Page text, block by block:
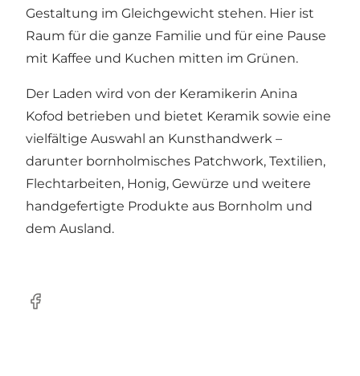
Gestaltung im Gleichgewicht stehen. Hier ist
Raum für die ganze Familie und für eine Pause
mit Kaffee und Kuchen mitten im Grünen.
Der Laden wird von der Keramikerin Anina
Kofod betrieben und bietet Keramik sowie eine
vielfältige Auswahl an Kunsthandwerk –
darunter bornholmisches Patchwork, Textilien,
Flechtarbeiten, Honig, Gewürze und weitere
handgefertigte Produkte aus Bornholm und
dem Ausland.
Facebook